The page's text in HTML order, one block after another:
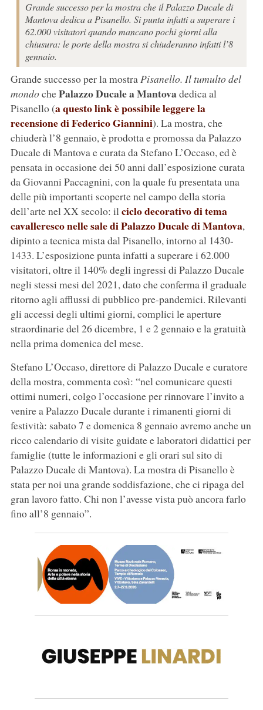
Grande successo per la mostra che il Palazzo Ducale di
Mantova dedica a Pisanello. Si punta infatti a superare i
62.000 visitatori quando mancano pochi giorni alla
chiusura: le porte della mostra si chiuderanno infatti l’8
gennaio.
Grande successo per la mostraPisanello. Il tumulto del
mondochePalazzo Ducale a Mantovadedica al
Pisanello (a questo link è possibile leggere la
recensione di Federico Giannini). La mostra, che
chiuderà l’8 gennaio, è prodotta e promossa da Palazzo
Ducale di Mantova e curata da Stefano L’Occaso, ed è
pensata in occasione dei 50 anni dall’esposizione curata
da Giovanni Paccagnini, con la quale fu presentata una
delle più importanti scoperte nel campo della storia
dell’arte nel XX secolo: ilciclo decorativo di tema
cavalleresco nelle sale di Palazzo Ducale di Mantova,
dipinto a tecnica mista dal Pisanello, intorno al 1430-
1433. L’esposizione punta infatti a superare i 62.000
visitatori, oltre il 140% degli ingressi di Palazzo Ducale
negli stessi mesi del 2021, dato che conferma il graduale
ritorno agli afflussi di pubblico pre-pandemici. Rilevanti
gli accessi degli ultimi giorni, complici le aperture
straordinarie del 26 dicembre, 1 e 2 gennaio e la gratuità
nella prima domenica del mese.
Stefano L’Occaso, direttore di Palazzo Ducale e curatore
della mostra, commenta così: “nel comunicare questi
ottimi numeri, colgo l’occasione per rinnovare l’invito a
venire a Palazzo Ducale durante i rimanenti giorni di
festività: sabato 7 e domenica 8 gennaio avremo anche un
ricco calendario di visite guidate e laboratori didattici per
famiglie (tutte le informazioni e gli orari sul sito di
Palazzo Ducale di Mantova). La mostra di Pisanello è
stata per noi una grande soddisfazione, che ci ripaga del
gran lavoro fatto. Chi non l’avesse vista può ancora farlo
fino all’8 gennaio”.